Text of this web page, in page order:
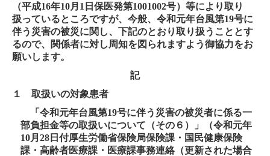
（平成16年10月 1 日保医発第1001002号）等により取り
扱っているところですが、今般、令和元年台風第19号に
伴う災害の被災に関し、下記のとおり取り扱うこととす
るので、関係者に対し周知を図られますよう御協力をお
願いします。
記
１ 取扱いの対象患者
「令和元年台風第19号に伴う災害の被災者に係る一
部負担金等の取扱いについて（その６）」（令和元年
10月 28 日付厚生労働省保険局保険課・国民健康保険
課・高齢者医療課・医療課事務連絡（更新された場合